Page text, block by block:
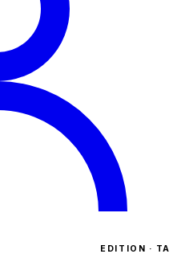
EDITION · TA